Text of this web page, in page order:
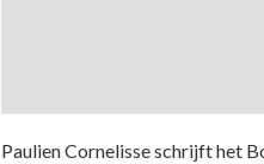
Paulien Cornelisse schrijft het